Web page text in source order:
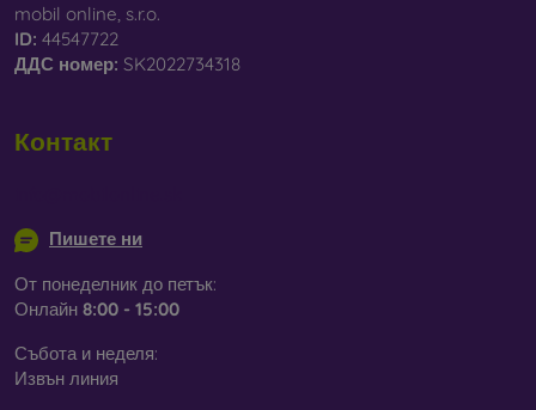
mobil online, s.r.o.
ID: 44547722
ДДС ​​номер: SK2022734318
Контакт
Пишете ни
От понеделник до петък:
Онлайн 8:00 - 15:00
Събота и неделя:
Извън линия